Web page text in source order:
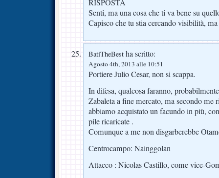
RISPOSTA
Senti, ma una cosa che ti va bene su
Capisco che tu stia cercando visibilità,
BatiTheBest ha scritto:
Agosto 4th, 2013 alle 10:51
Portiere Julio Cesar, non si scappa.
In difesa, qualcosa faranno,
Zabaleta a fine mercato, ma secondo me
abbiamo acquistato un facundo in più,
pile ricaricate .
Comunque a me non disgarberebbe
Centrocampo: Nainggolan
Attacco : Nicolas Castillo, come vice-